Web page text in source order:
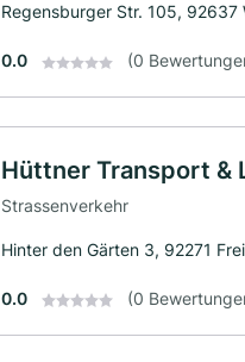
Regensburger Str. 105, 92637
0.0 (0
Hüttner Transport &
Strassenverkehr
Hinter den Gärten 3, 92271
0.0 (0